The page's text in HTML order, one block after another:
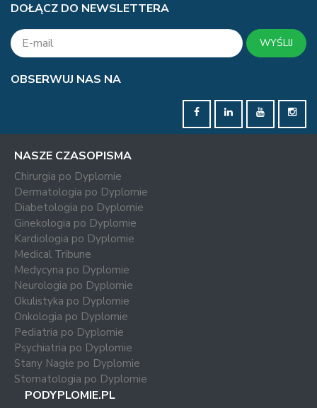
DOŁĄCZ DO NEWSLETTERA
WYŚLIJ
OBSERWUJ NAS NA
NASZE CZASOPISMA
Chirurgia po Dyplomie
Dermatologia po Dyplomie
Diabetologia po Dyplomie
Ginekologia po Dyplomie
Kardiologia po Dyplomie
Medical Tribune
Medycyna po Dyplomie
Neurologia po Dyplomie
Okulistyka po Dyplomie
Onkologia po Dyplomie
Pediatria po Dyplomie
Psychiatria po Dyplomie
Stany Nagłe po Dyplomie
Stomatologia po Dyplomie
PODYPLOMIE.PL